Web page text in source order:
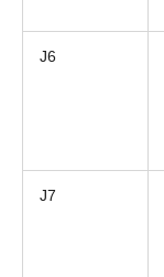
J6
J7